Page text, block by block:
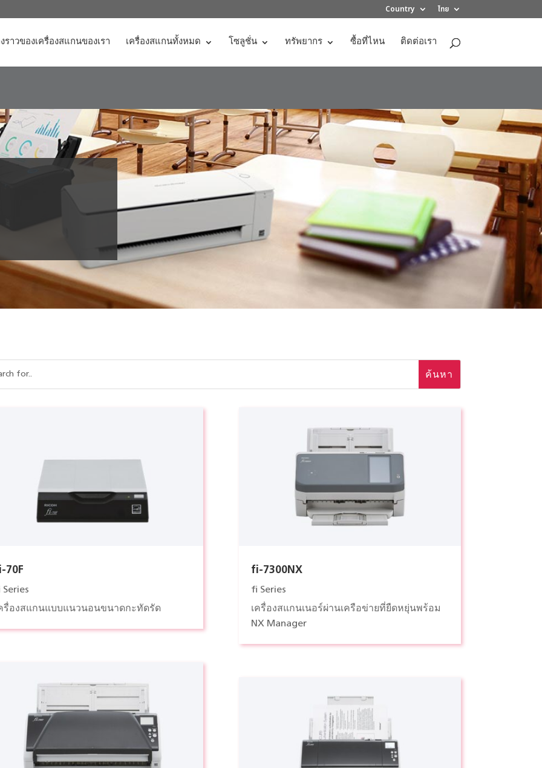
Country ไทย
งราวของเครื่องสแกนของเรา เครื่องสแกนทั้งหมด โซลูชั่น ทรัพยากร ซื้อที่ไหน ติดต่อเรา
70F
Series
รื่องสแกนแบบแนวนอนขนาดกะทัดรัด
fi-7300NX
fi Series
เครื่องสแกนเนอร์ผ่านเครือข่ายที่ยืดหยุ่นพร้อม
NX Manager